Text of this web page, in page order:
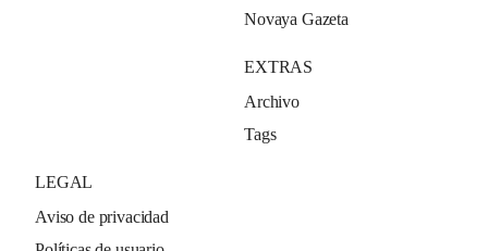
Novaya Gazeta
EXTRAS
Archivo
Tags
LEGAL
Aviso de privacidad